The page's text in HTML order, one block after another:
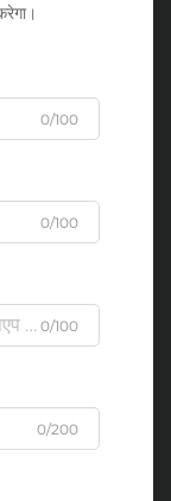
0/100
0/100
0/100
0/200